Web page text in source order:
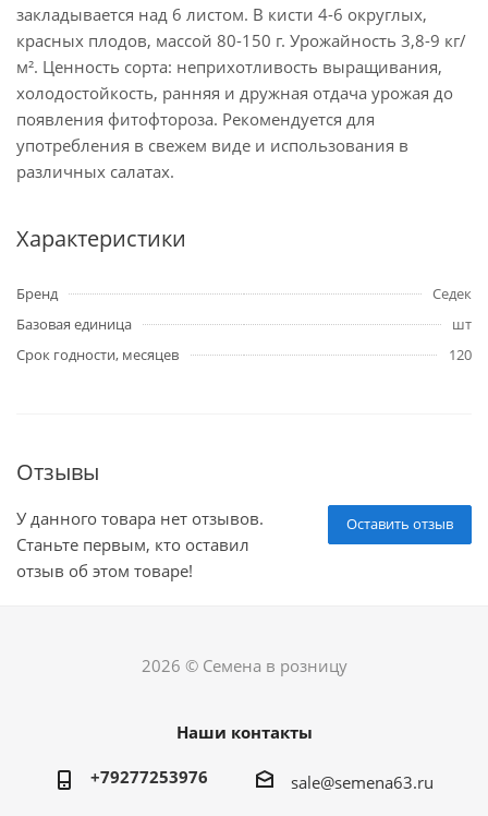
закладывается над 6 листом. В кисти 4-6 округлых,
красных плодов, массой 80-150 г. Урожайность 3,8-9 кг/
м². Ценность сорта: неприхотливость выращивания,
холодостойкость, ранняя и дружная отдача урожая до
появления фитофтороза. Рекомендуется для
употребления в свежем виде и использования в
различных салатах.
Характеристики
Бренд
Седек
Базовая единица
шт
Срок годности, месяцев
120
Отзывы
Оставить отзыв
У данного товара нет отзывов.
Станьте первым, кто оставил
отзыв об этом товаре!
2026 © Семена в розницу
Наши контакты
+79277253976 sale@semena63.ru